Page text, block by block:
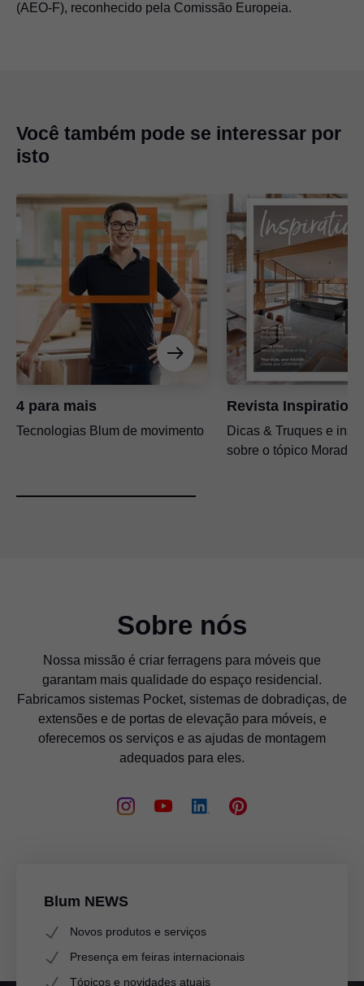
(AEO-F), reconhecido pela Comissão Europeia.
Você também pode se interessar por
isto
4 para mais
Tecnologias Blum de movimento
Revista
Dicas & Truques e
sobre o tópico Moradia.
Sobre nós
Nossa missão é criar ferragens para móveis que
garantam mais qualidade do espaço residencial.
Fabricamos sistemas Pocket, sistemas de dobradiças, de
extensões e de portas de elevação para móveis, e
oferecemos os serviços e as ajudas de montagem
adequados para eles.
Blum NEWS
Novos produtos e serviços
Presença em feiras internacionais
Tópicos e novidades atuais